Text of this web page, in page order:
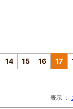
14 15 16 17
表示 ：